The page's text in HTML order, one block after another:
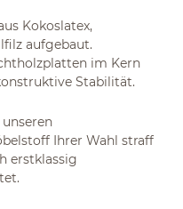
Kokoslatex,
aufgebaut.
im Kern
Stabilität.
Ihrer Wahl straff
erstklassig